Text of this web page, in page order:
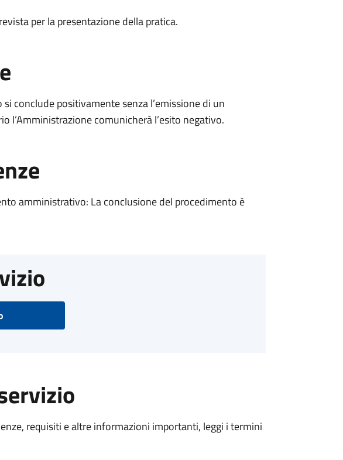
per la presentazione della pratica.
conclude positivamente senza l’emissione di un
l’Amministrazione comunicherà l’esito negativo.
amministrativo: La conclusione del procedimento è
requisiti e altre informazioni importanti, leggi i termini